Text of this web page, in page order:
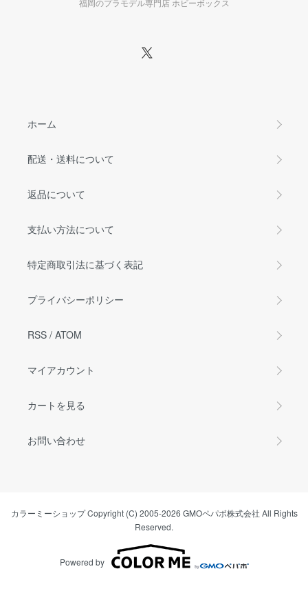
福岡のプラモデル専門店 ホビーボックス
ホーム
配送・送料について
返品について
支払い方法について
特定商取引法に基づく表記
プライバシーポリシー
RSS / ATOM
マイアカウント
カートを見る
お問い合わせ
カラーミーショップCopyright (C) 2005-2026 GMOペパボ株式会社 All Rights
Reserved.
Powered by